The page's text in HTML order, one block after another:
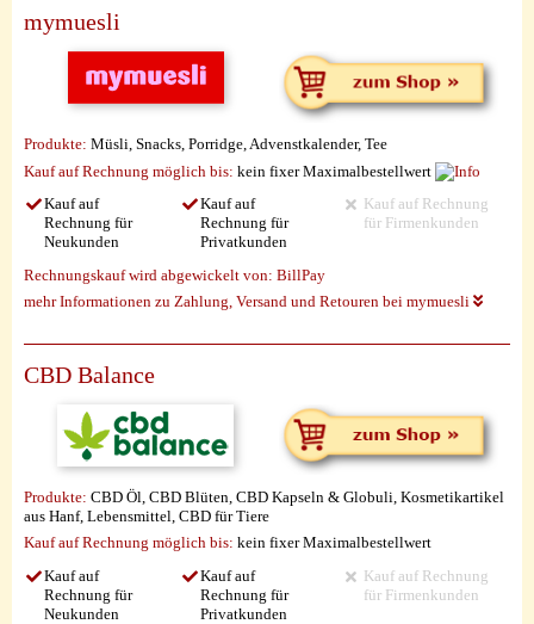
mymuesli
Produkte: Müsli, Snacks, Porridge, Advenstkalender, Tee
Kauf auf Rechnung möglich bis: kein fixer Maximalbestellwert
Kauf auf
Rechnung für
Neukunden
Kauf auf
Rechnung für
Privatkunden
Kauf auf Rechnung
für Firmenkunden
Rechnungskauf wird abgewickelt von: BillPay
mehr Informationen zu Zahlung, Versand und Retouren bei mymuesli
CBD Balance
Produkte: CBD Öl, CBD Blüten, CBD Kapseln & Globuli, Kosmetikartikel
aus Hanf, Lebensmittel, CBD für Tiere
Kauf auf Rechnung möglich bis: kein fixer Maximalbestellwert
Kauf auf
Rechnung für
Neukunden
Kauf auf
Rechnung für
Privatkunden
Kauf auf Rechnung
für Firmenkunden